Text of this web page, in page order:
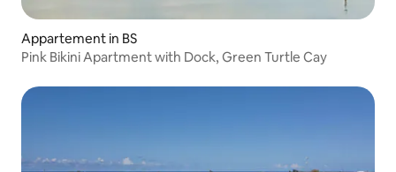
Appartement in BS
Pink Bikini Apartment with Dock, Green Turtle Cay